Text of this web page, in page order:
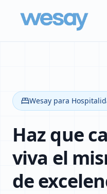
Wesay para
Haz que
viva el
de